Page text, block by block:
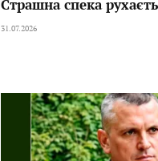
Страшна спека
31.07.2026